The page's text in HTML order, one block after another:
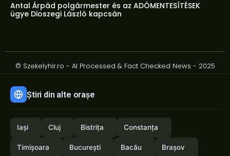
Antal Árpád polgármester és az ADÓMENTESÍTÉSEK
ügye Dioszegi László kapcsán
© Szekelyhir.ro - AI Processed & Fact Checked News - 2025
Știri din alte orașe
Iași Cluj Bistrița Constanța
Timișoara București Bacău Brașov